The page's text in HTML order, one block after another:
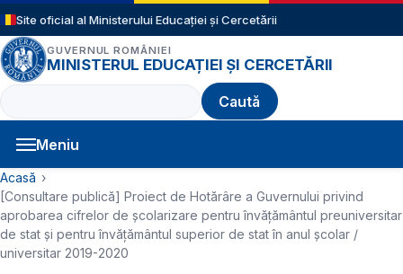
Sari la conținutul principal
Site oficial al Ministerului Educației și Cercetării
GUVERNUL ROMÂNIEI
MINISTERUL EDUCAȚIEI ȘI CERCETĂRII
Caută
Meniu
Navigație principală
Cale de navigare
Acasă
[Consultare publică] Proiect de Hotărâre a Guvernului privind
aprobarea cifrelor de școlarizare pentru învățământul preuniversitar
de stat şi pentru învățământul superior de stat în anul școlar /
universitar 2019-2020